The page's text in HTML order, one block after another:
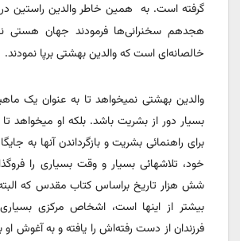
گرفته است. به
هجدهم سخنرانی‌ها فرمودند جهان هستی
خالصانه‌ای است که والدین بهشتی برپا نمودند.
والدین بهشتی نمیخواهد تا به عنوان یک
بسیار دور از بشریت باشد. بلکه او میخواهد تا
برای راهنمائی بشریت و بازگرداندن آنها به
خود، تلاشهائی بسیار و وقت بسیاری را
شش هزار تاریخ براساس کتاب مقدس که
بیشتر از اینها است، اشخاص مرکزی
فرزندان از دست رفته‌اش را یافته و به آغوش او